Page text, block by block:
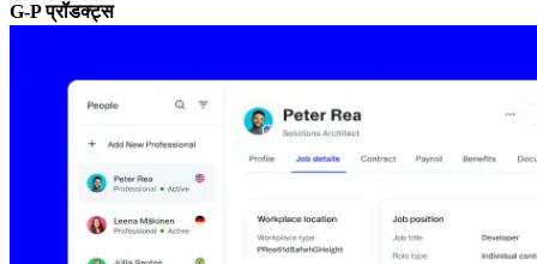
G-P प्रॉडक्ट्स​​